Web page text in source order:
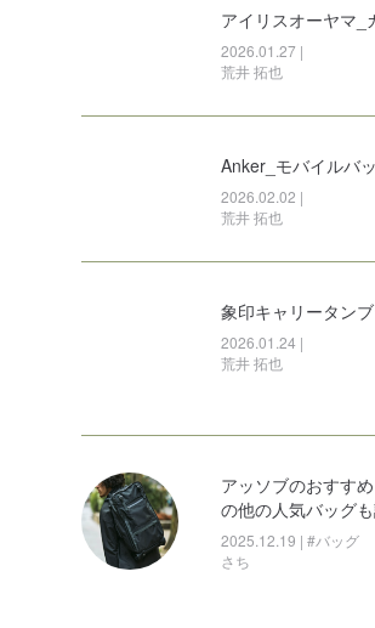
#電源・バッテリー
アイリスオーヤマ_
2026.01.27 |
荒井 拓也
Anker_モバイルバ
2026.02.02 |
荒井 拓也
象印キャリータン
2026.01.24 |
荒井 拓也
アッソブのおすす
の他の人気バッグ
2025.12.19 | #バッグ
さち